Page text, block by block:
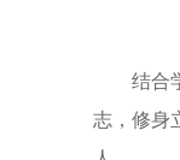
结合
志，修身